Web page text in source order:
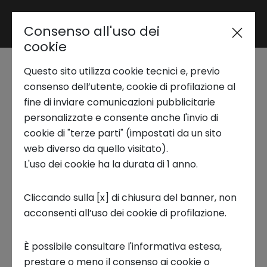
Area riservata
Trend Analysis
Applied Research
Startup Development
Business Transformation
Ecosystem enabling
X-Plore Bio-Plastiche
Il report fornisce in primo luogo una
panoramica dellastrategia europea e della
avanzati,come catalizzatori di innovazione e
competitività.
Tra questi materiali, l’attenzione è posta sulle
bioplastiche, che vengono esaminate in
Consenso all'uso dei
cookie
Questo sito utilizza cookie tecnici e, previo
consenso dell’utente, cookie di profilazione al
fine di inviare comunicazioni pubblicitarie
personalizzate e consente anche l'invio di
cookie di "terze parti" (impostati da un sito
web diverso da quello visitato).
L'uso dei cookie ha la durata di 1 anno.
Cliccando sulla [x] di chiusura del banner, non
acconsenti all’uso dei cookie di profilazione.
È possibile consultare l'informativa estesa,
prestare o meno il consenso ai cookie o